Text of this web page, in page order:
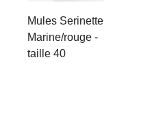
Mules Serinette
Marine/rouge -
taille 40